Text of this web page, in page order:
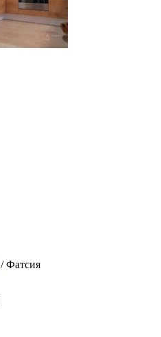
/ Фатсия